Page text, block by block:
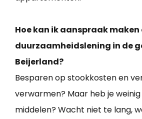
Hoe kan ik aanspraak maken
duurzaamheidslening in de
Beijerland?
Besparen op stookkosten en
verwarmen? Maar heb je
middelen? Wacht niet te lang,